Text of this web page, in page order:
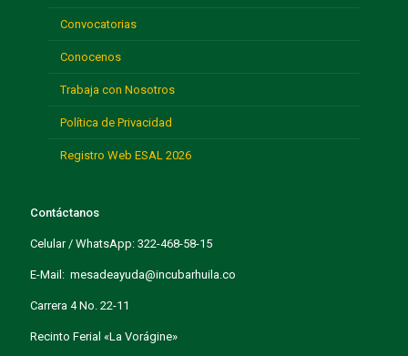
Convocatorias
Conocenos
Trabaja con Nosotros
Política de Privacidad
Registro Web ESAL 2026
Contáctanos
Celular / WhatsApp: 322-468-58-15
E-Mail: mesadeayuda@incubarhuila.co
Carrera 4 No. 22-11
Recinto Ferial «La Vorágine»